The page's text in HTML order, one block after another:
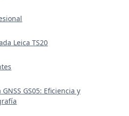
Leica TS20
GS05: Eficiencia y